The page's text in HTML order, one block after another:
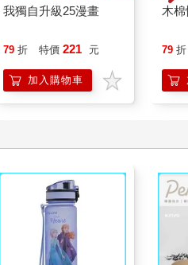
我獨自升級25漫畫
79 折 特價 221 元
加入購物車
木
79 折